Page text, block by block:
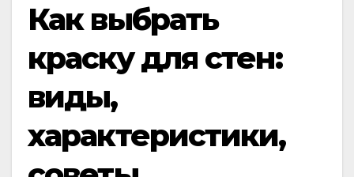
Как выбрать
краску для стен:
виды,
характеристики,